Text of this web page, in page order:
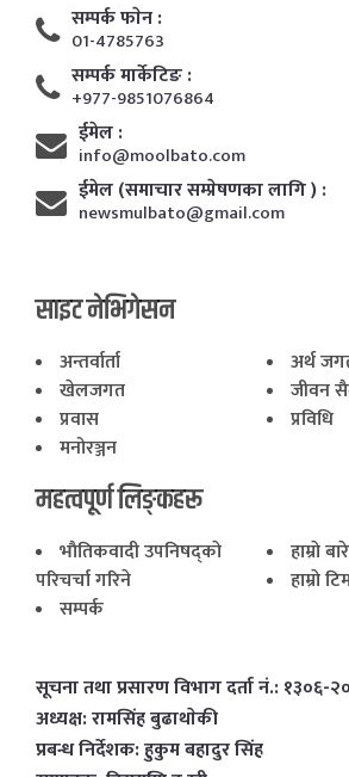
सम्पर्क फाेन :
01-4785763
सम्पर्क मार्केटिङ :
+977-9851076864
ईमेल :
info@moolbato.com
ईमेल (समाचार सम्प्रेषणका लागि ) :
newsmulbato@gmail.com
साइट नेभिगेसन
अन्तर्वार्ता
अर्थ
खेलजगत
जीवन
प्रवास
प्रविधि
मनोरञ्जन
महत्वपूर्ण लिङ्कहरू
भाैतिकवादी उपनिषद्काे
परिचर्चा गरिने
हाम्राे
हाम्राे
सम्पर्क
सूचना तथा प्रसारण विभाग दर्ता नं.:
अध्यक्ष: रामसिंह बुढाथाेकी
प्रबन्ध निर्देशक: हुकुम बहादुर सिंह